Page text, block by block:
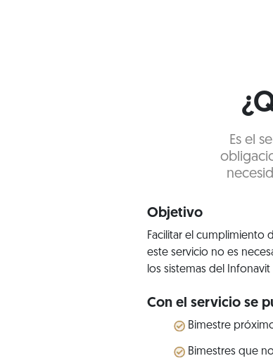
Es el
Objetivo
Facilitar el cumplimiento
este servicio no es
los sistemas del
Con el servicio se
Bimestre
Bimestres que